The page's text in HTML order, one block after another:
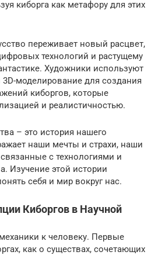
киборга как метафору для этих
переживает новый расцвет,
технологий и растущему
Художники используют
3D-моделирование для создания
киборгов, которые
и реалистичностью.
– это история нашего
наши мечты и страхи, наши
с технологиями и
Изучение этой истории
себя и мир вокруг нас.
Киборгов в Научной
к человеку. Первые
как о существах, сочетающих